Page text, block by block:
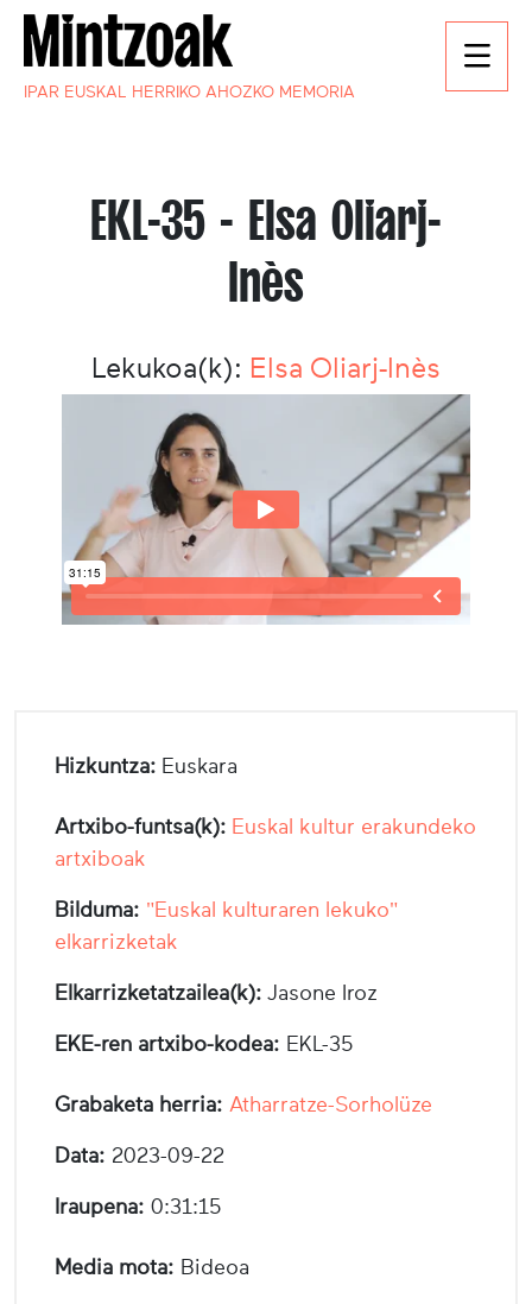
IPAR EUSKAL HERRIKO AHOZKO MEMORIA
EKL-35 - Elsa Oliarj-
Inès
Lekukoa(k): Elsa Oliarj-Inès
Hizkuntza: Euskara
Artxibo-funtsa(k): Euskal kultur erakundeko
artxiboak
Bilduma: "Euskal kulturaren lekuko"
elkarrizketak
Elkarrizketatzailea(k): Jasone Iroz
EKE-ren artxibo-kodea: EKL-35
Grabaketa herria: Atharratze-Sorholüze
Data: 2023-09-22
Iraupena: 0:31:15
Media mota: Bideoa